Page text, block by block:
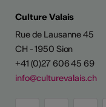
Culture Valais
Rue de Lausanne 45
CH - 1950 Sion
+41 (0)27 606 45 69
info@culturevalais.ch